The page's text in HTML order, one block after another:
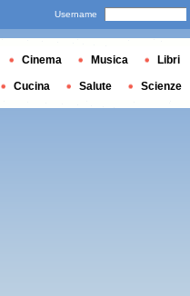
Username
Cinema Musica Libri
Cucina Salute Scienze